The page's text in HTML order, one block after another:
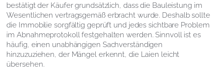
bestätigt der Käufer grundsätzlich, dass die Bauleistung im
Wesentlichen vertragsgemäß erbracht wurde. Deshalb sollte
die Immobilie sorgfältig geprüft und jedes sichtbare Problem
im Abnahmeprotokoll festgehalten werden. Sinnvoll ist es
häufig, einen unabhängigen Sachverständigen
hinzuzuziehen, der Mängel erkennt, die Laien leicht
übersehen.